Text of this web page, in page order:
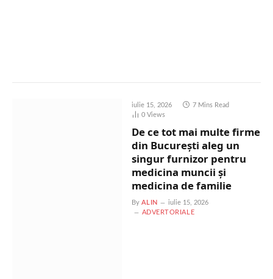
iulie 15, 2026
7 Mins Read
0 Views
De ce tot mai multe firme
din București aleg un
singur furnizor pentru
medicina muncii și
medicina de familie
By ALIN
iulie 15, 2026
ADVERTORIALE